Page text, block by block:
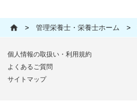
> 管理栄養士・栄養士ホーム >
個人情報の取扱い・利用規約
よくあるご質問
サイトマップ